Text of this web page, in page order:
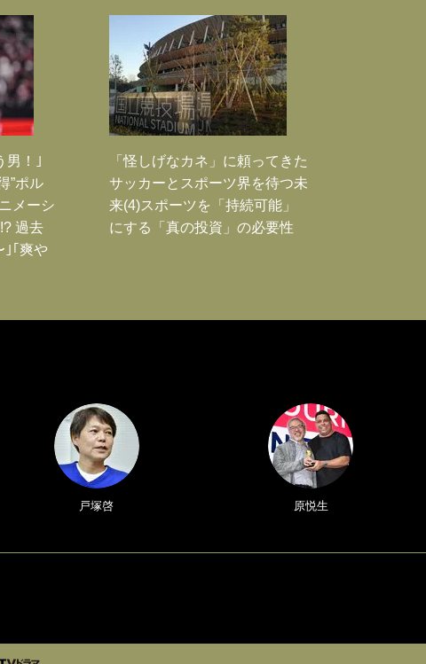
男！｣
”ポル
メーシ
過去
｣｢爽や
「怪しげなカネ」に頼ってきた
サッカーとスポーツ界を待つ未
来(4)スポーツを「持続可能」
にする「真の投資」の必要性
戸塚啓 原悦生